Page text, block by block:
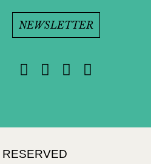
NEWSLETTER